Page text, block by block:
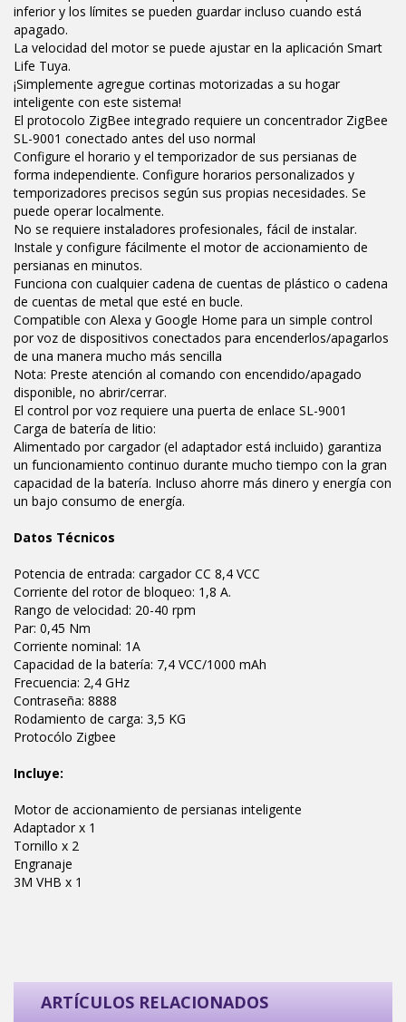
inferior y los límites se pueden guardar incluso cuando está
apagado.
La velocidad del motor se puede ajustar en la aplicación Smart
Life Tuya.
¡Simplemente agregue cortinas motorizadas a su hogar
inteligente con este sistema!
El protocolo ZigBee integrado requiere un concentrador ZigBee
SL-9001 conectado antes del uso normal
Configure el horario y el temporizador de sus persianas de
forma independiente. Configure horarios personalizados y
temporizadores precisos según sus propias necesidades. Se
puede operar localmente.
No se requiere instaladores profesionales, fácil de instalar.
Instale y configure fácilmente el motor de accionamiento de
persianas en minutos.
Funciona con cualquier cadena de cuentas de plástico o cadena
de cuentas de metal que esté en bucle.
Compatible con Alexa y Google Home para un simple control
por voz de dispositivos conectados para encenderlos/apagarlos
de una manera mucho más sencilla
Nota: Preste atención al comando con encendido/apagado
disponible, no abrir/cerrar.
El control por voz requiere una puerta de enlace SL-9001
Carga de batería de litio:
Alimentado por cargador (el adaptador está incluido) garantiza
un funcionamiento continuo durante mucho tiempo con la gran
capacidad de la batería. Incluso ahorre más dinero y energía con
un bajo consumo de energía.
Datos Técnicos
Potencia de entrada: cargador CC 8,4 VCC
Corriente del rotor de bloqueo: 1,8 A.
Rango de velocidad: 20-40 rpm
Par: 0,45 Nm
Corriente nominal: 1A
Capacidad de la batería: 7,4 VCC/1000 mAh
Frecuencia: 2,4 GHz
Contraseña: 8888
Rodamiento de carga: 3,5 KG
Protocólo Zigbee
Incluye:
Motor de accionamiento de persianas inteligente
Adaptador x 1
Tornillo x 2
Engranaje
3M VHB x 1
ARTÍCULOS RELACIONADOS